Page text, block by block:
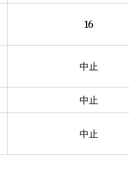
16
中止
中止
中止